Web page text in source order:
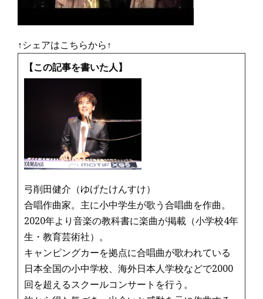
↑シェアはこちらから↑
【この記事を書いた人】
弓削田健介（ゆげたけんすけ）
合唱作曲家。主に小中学生が歌う合唱曲を作曲。
2020年より音楽の教科書に楽曲が掲載（小学校4年
生・教育芸術社）。
キャンピングカーを拠点に合唱曲が歌われている
日本全国の小中学校、海外日本人学校などで2000
回を超えるスクールコンサートを行う。